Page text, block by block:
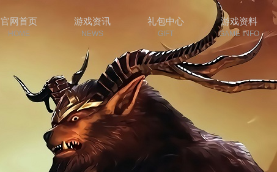
官网首页
HOME
游戏资讯
NEWS
礼包中心
GIFT
游戏资料
GAME INFO